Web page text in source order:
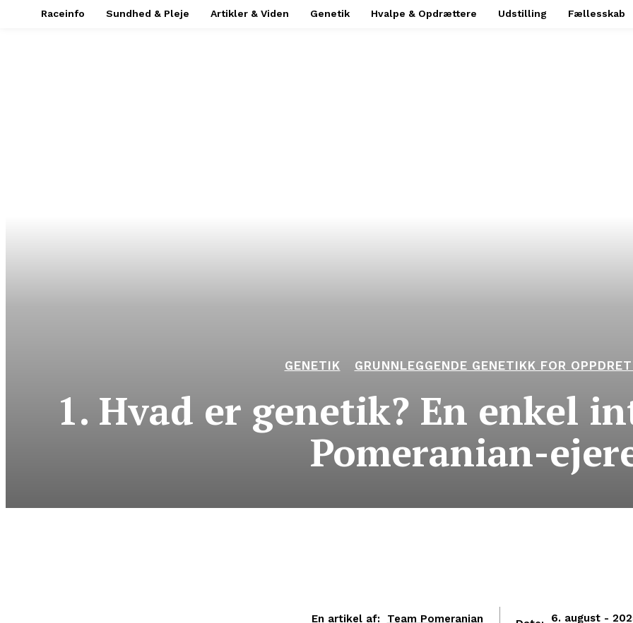
Raceinfo Sundhed & Pleje Artikler & Viden Genetik Hvalpe & Opdrættere Udstilling Fællesskab
GENETIK GRUNNLEGGENDE GENETIKK FOR
1. Hvad er genetik? En enkel
Pomeranian-
En artikel af: Team Pomeranian 6. august -